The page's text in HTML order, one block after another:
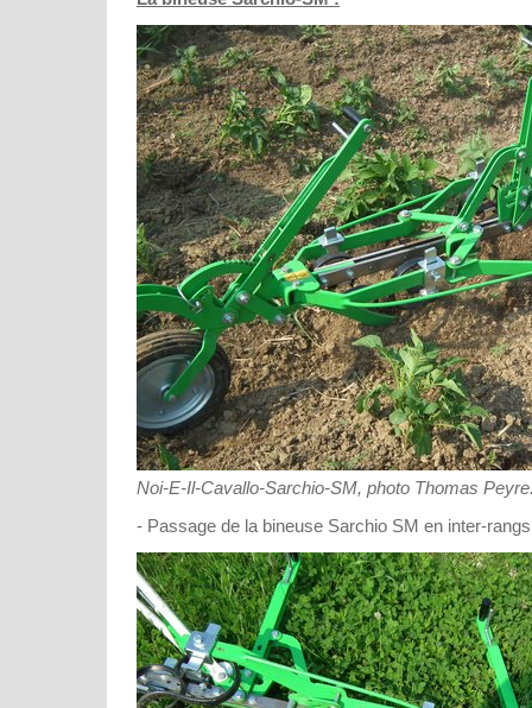
Noi-E-Il-Cavallo-Sarchio-SM, photo Thomas
- Passage de la bineuse Sarchio SM en inter-